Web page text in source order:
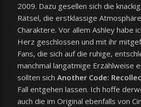
2009. Dazu gesellen sich die
Rätsel, die erstklassige
Charaktere. Vor allem Ashley habe
Herz geschlossen und mit ihr
Fans, die sich auf die ruhige,
manchmal langatmige Erzählweise
sollten sich Another Code:
Fall entgehen lassen. Ich hoffe
auch die im Original ebenfalls von